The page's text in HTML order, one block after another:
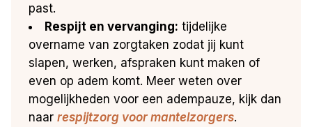
past.
Respijt en vervanging: tijdelijke
overname van zorgtaken zodat jij kunt
slapen, werken, afspraken kunt maken of
even op adem komt. Meer weten over
mogelijkheden voor een adempauze, kijk dan
naarrespijtzorg voor mantelzorgers.